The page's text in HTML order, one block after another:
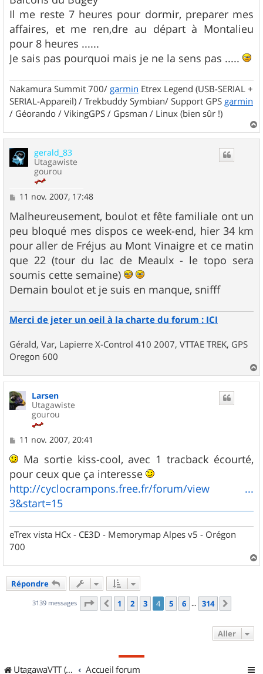
s
a
g
e
Il me reste 7 heures pour dormir, preparer mes
affaires, et me ren,dre au départ à Montalieu
pour 8 heures ......
Je sais pas pourquoi mais je ne la sens pas .....
Nakamura Summit 700/ garmin Etrex Legend (USB-SERIAL +
SERIAL-Appareil) / Trekbuddy Symbian/ Support GPS garmin
/ Géorando / VikingGPS / Gpsman / Linux (bien sûr !)
a
gerald_83
Utagawiste
gourou
M
s
s
a
g
e
11 nov. 2007, 17:48
Malheureusement, boulot et fête familiale ont un
peu bloqué mes dispos ce week-end, hier 34 km
pour aller de Fréjus au Mont Vinaigre et ce matin
que 22 (tour du lac de Meaulx - le topo sera
soumis cette semaine)
Demain boulot et je suis en manque, snifff
Merci de jeter un oeil à la charte du forum : ICI
Gérald, Var, Lapierre X-Control 410 2007, VTTAE TREK, GPS
Oregon 600
a
Larsen
Utagawiste
gourou
M
s
a
g
e
11 nov. 2007, 20:41
Ma sortie kiss-cool, avec 1 tracback écourté,
pour ceux que ça interesse
http://cyclocrampons.free.fr/forum/view ...
3&start=15
eTrex vista HCx - CE3D - Memorymap Alpes v5 - Orégon
700
a
Répondre
3139 messages Page 4sur314
Précédent
1 2 3 4 5 6 … 314
Aller
UtagawaVTT (Randos VTT et VTTAE avec traces GPS) Accueil forum